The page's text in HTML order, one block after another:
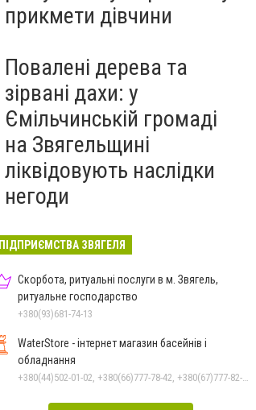
прикмети дівчини
Повалені дерева та
зірвані дахи: у
Ємільчинській громаді
на Звягельщині
ліквідовують наслідки
негоди
ПІДПРИЄМСТВА ЗВЯГЕЛЯ
Скорбота, ритуальні послуги в м. Звягель,
ритуальне господарство
+380(93)681-74-13
WaterStore - інтернет магазин басейнів і
обладнання
+380(44)502-01-02, +380(66)777-78-42, +380(67)777-82-19, +380(67)890-80-80, +380(73)890-80-80, +380(44)502-01-03